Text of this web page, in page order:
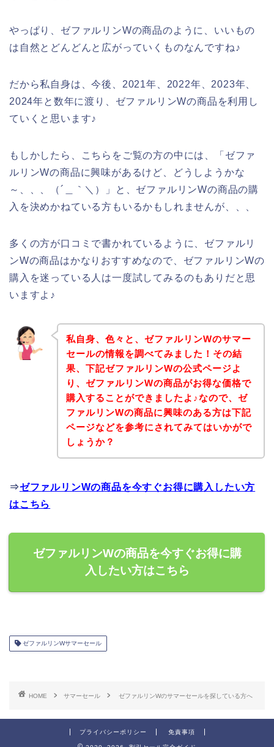
やっぱり、ゼファルリンWの商品のように、いいもの
は自然とどんどんと広がっていくものなんですね♪
だから私自身は、今後、2021年、2022年、2023年、
2024年と数年に渡り、ゼファルリンWの商品を利用し
ていくと思います♪
もしかしたら、こちらをご覧の方の中には、「ゼファ
ルリンWの商品に興味があるけど、どうしようかな
～、、、（´＿｀＼）」と、ゼファルリンWの商品の購
入を決めかねている方もいるかもしれませんが、、、
多くの方が口コミで書かれているように、ゼファルリ
ンWの商品はかなりおすすめなので、ゼファルリンWの
購入を迷っている人は一度試してみるのもありだと思
いますよ♪
私自身、色々と、ゼファルリンWのサマー
セールの情報を調べてみました！その結
果、下記ゼファルリンWの公式ページよ
り、ゼファルリンWの商品がお得な価格で
購入することができましたよ♪なので、ゼ
ファルリンWの商品に興味のある方は下記
ページなどを参考にされてみてはいかがで
しょうか？
⇒ゼファルリンWの商品を今すぐお得に購入したい方
はこちら
ゼファルリンWの商品を今すぐお得に購
入したい方はこちら
ゼファルリンWサマーセール
HOME サマーセール ゼファルリンWのサマーセールを探している方へ
プライバシーポリシー 免責事項